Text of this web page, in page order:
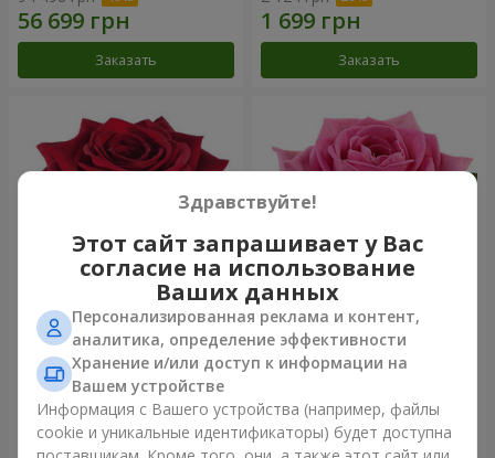
Заказать Заказать
Роза красная (поштучно)
Заказать
Роза розовая (поштучно)
Заказать
Здравствуйте!
Этот сайт запрашивает у Вас
согласие на использование
Ваших данных
Персонализированная реклама и контент,
аналитика, определение эффективности
Хранение и/или доступ к информации на
Вашем устройстве
Информация с Вашего устройства (например, файлы
cookie и уникальные идентификаторы) будет доступна